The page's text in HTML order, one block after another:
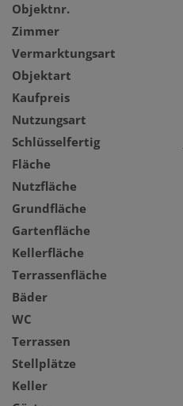
Objektnr.
Zimmer
Vermarktungsart
Objektart
Kaufpreis
Nutzungsart
Schlüsselfertig
Fläche
Nutzfläche
Grundfläche
Gartenfläche
Kellerfläche
Terrassenfläche
Bäder
WC
Terrassen
Stellplätze
Keller